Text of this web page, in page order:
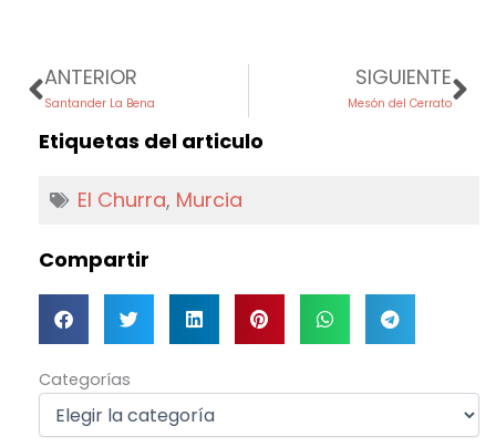
Prev
ANTERIOR
Santander La Bena
SIGUIENTE
Mesón del Cerrato
Etiquetas del articulo
El Churra, Murcia
Compartir
Categorías
Categorías